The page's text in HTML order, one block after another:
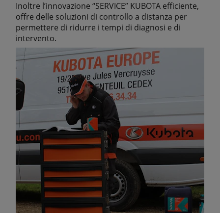
Inoltre l’innovazione “SERVICE” KUBOTA efficiente,
offre delle soluzioni di controllo a distanza per
permettere di ridurre i tempi di diagnosi e di
intervento.